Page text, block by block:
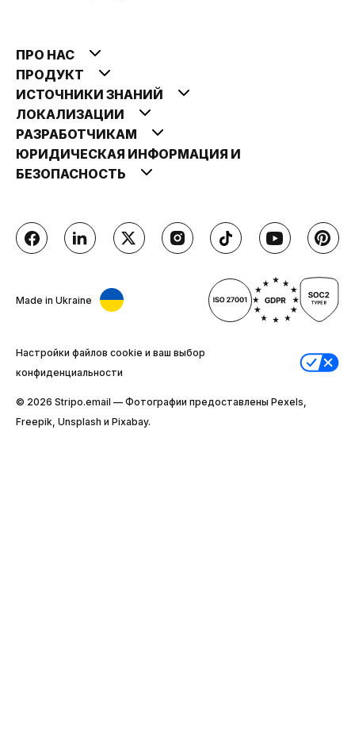
ПРО НАС
ПРОДУКТ
ИСТОЧНИКИ ЗНАНИЙ
ЛОКАЛИЗАЦИИ
РАЗРАБОТЧИКАМ
ЮРИДИЧЕСКАЯ ИНФОРМАЦИЯ И
БЕЗОПАСНОСТЬ
Made in Ukraine
Настройки файлов cookie и ваш выбор
конфиденциальности
© 2026 Stripо.email — Фотографии предоставлены Pexels,
Freepik, Unsplash и Pixabay.